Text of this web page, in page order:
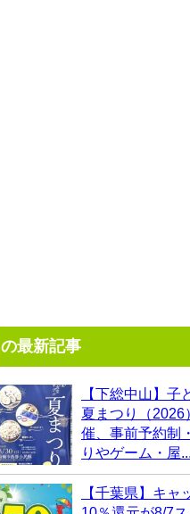
の最新記事
【下総中山】子
夏まつり（2026
催、事前予約制
りやゲーム・屋...
【千葉県】キャ